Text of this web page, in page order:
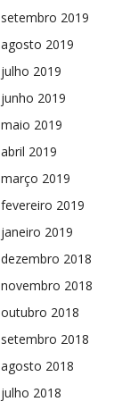
setembro 2019
agosto 2019
julho 2019
junho 2019
maio 2019
abril 2019
março 2019
fevereiro 2019
janeiro 2019
dezembro 2018
novembro 2018
outubro 2018
setembro 2018
agosto 2018
julho 2018